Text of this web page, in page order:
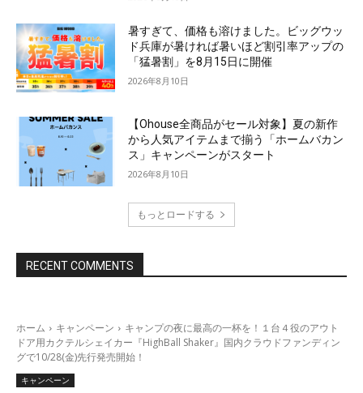
暑すぎて、価格も溶けました。ビッグウッ
ド兵庫が暑ければ暑いほど割引率アップの
「猛暑割」を8月15日に開催
2026年8月10日
【Ohouse全商品がセール対象】夏の新作
から人気アイテムまで揃う「ホームバカン
ス」キャンペーンがスタート
2026年8月10日
もっとロードする
RECENT COMMENTS